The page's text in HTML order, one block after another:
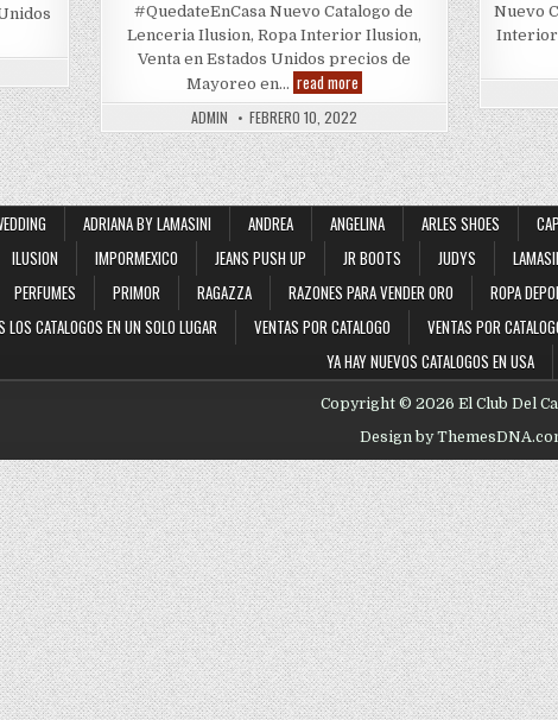
#QuedateEnCasa Nuevo Catalogo de
Lenceria Ilusion, Ropa Interior Ilusion,
Venta en Estados Unidos precios de
Mayoreo en… read moreIlusion
|
Venta
Por
Catalogo
|
Primavera
2022
ADMIN FEBRERO 10, 2022
Nuevo
Interior
ADRIANA BY LAMASINI ANDREA ANGELINA ARLES SHOES
ILUSION IMPORMEXICO JEANS PUSH UP JR BOOTS JUDYS
PERFUMES PRIMOR RAGAZZA RAZONES PARA VENDER ORO ROPA
LOS CATALOGOS EN UN SOLO LUGAR VENTAS POR CATALOGO VENTAS POR
YA HAY NUEVOS CATALOGOS EN USA
Copyright © 2026 El Club Del
Design by